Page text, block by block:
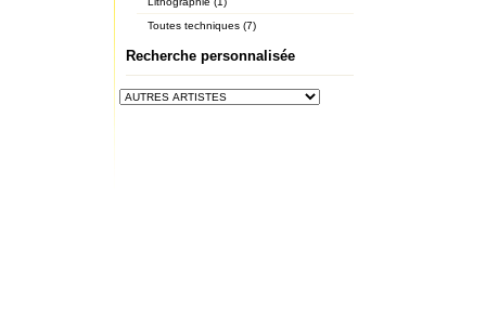
Toutes techniques (7)
Recherche personnalisée